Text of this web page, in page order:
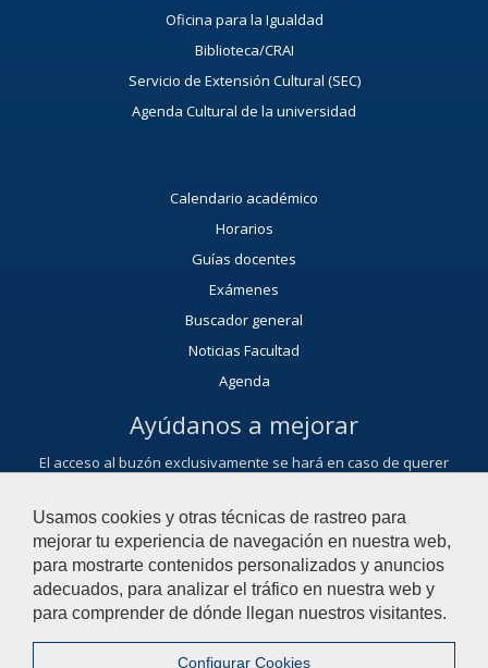
Usamos cookies y otras técnicas de rastreo para
mejorar tu experiencia de navegación en nuestra web,
para mostrarte contenidos personalizados y anuncios
adecuados, para analizar el tráfico en nuestra web y
para comprender de dónde llegan nuestros visitantes.
Configurar Cookies
Oficina para la Igualdad
Biblioteca/CRAI
Servicio de Extensión Cultural (SEC)
Agenda Cultural de la universidad
Calendario académico
Horarios
Guías docentes
Exámenes
Buscador general
Noticias Facultad
Agenda
Ayúdanos a mejorar
El acceso al buzón exclusivamente se hará en caso de querer
Contacta con nosotros
© 2022 Universidad Pablo de Olavide - Facultad de Ciencias